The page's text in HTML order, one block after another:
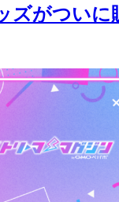
ズがついに